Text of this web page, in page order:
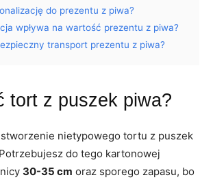
do prezentu z piwa?
wpływa na wartość prezentu z piwa?
transport prezentu z piwa?
tort z puszek piwa?
nietypowego tortu z puszek
do tego kartonowej
30-35 cm oraz sporego zapasu, bo